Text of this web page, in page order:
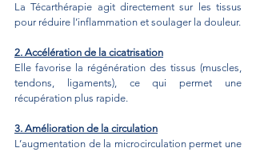
La Técarthérapie agit directement sur les tissus
pour réduire l’inflammation et soulager la douleur.
2. Accélération de la cicatrisation
Elle favorise la régénération des tissus (muscles,
tendons, ligaments), ce qui permet une
récupération plus rapide.
3. Amélioration de la circulation
L’augmentation de la microcirculation permet une